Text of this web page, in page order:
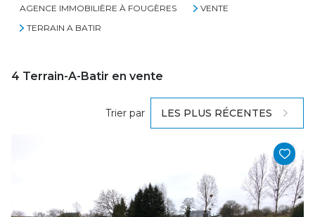
AGENCE IMMOBILIÈRE À FOUGÈRES
VENTE
TERRAIN A BATIR
4 Terrain-A-Batir en vente
Trier par LES PLUS RÉCENTES